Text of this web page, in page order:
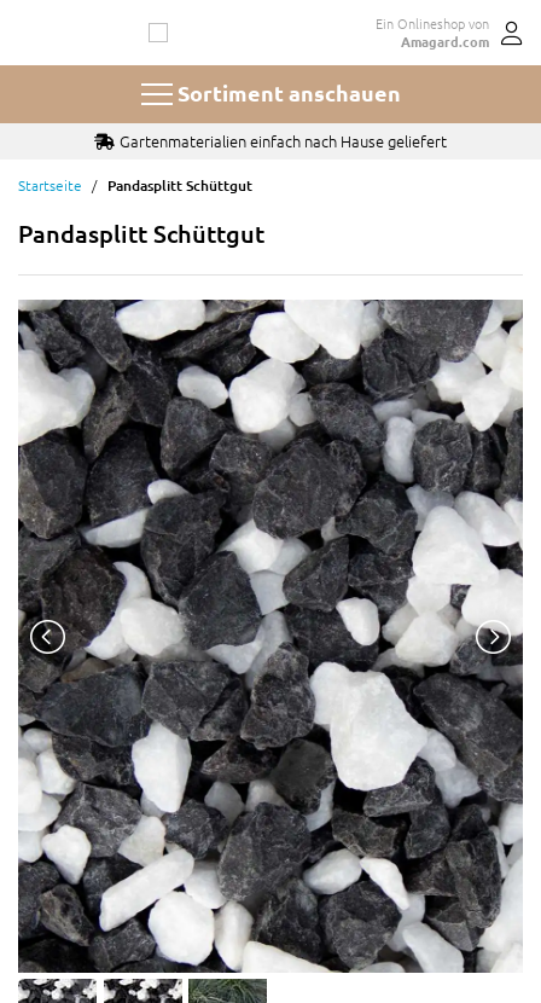
springen
Ein Onlineshop von
Amagard.com
Sortiment anschauen
Gartenmaterialien einfach nach Hause geliefert
Startseite Pandasplitt Schüttgut
Pandasplitt Schüttgut